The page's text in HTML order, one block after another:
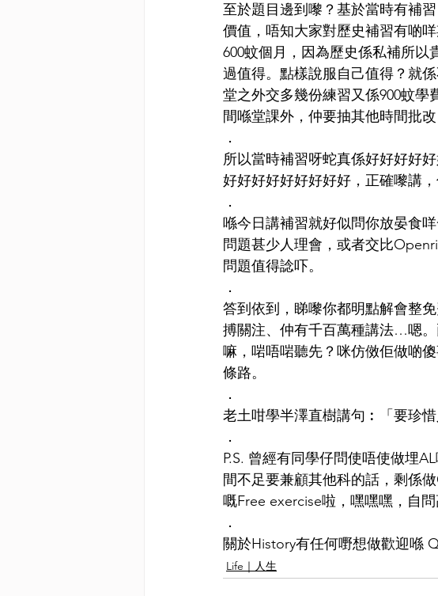
至於題目邊到嚟？基於當時有補
價值，唔知大家對歷史補習有啲
600蚊個月，因為歷史係私補所以
過值得。點樣說服自己值得？就
堂之外交多幾份練習又係900蚊
間喺堂課外，仲要抽其他時間批
．
所以當時補習呀蛇真係好好好好
好好好好好好好好好，正確嚟講，
．
喺今日講補習就好似問你放晏食
問題甚少人理會，或者交比
問題值得諗吓。
．
答到依到，睇嚟你都明點解會整
搏關注、仲有千百萬種講法…嗯
嘛，啱唔啱聽先？咪仿傚佢做啲
條路。
．
老土咁學半澤直樹講句︰「要珍
．
P.S. 曾經有同學仔問使唔使做埋
間不足要兼顧其他科的話，剩係
嘅Free exercise啦，嘿嘿嘿，自問
．
關於History有任何嘢想做歡迎喺
Life｜人生